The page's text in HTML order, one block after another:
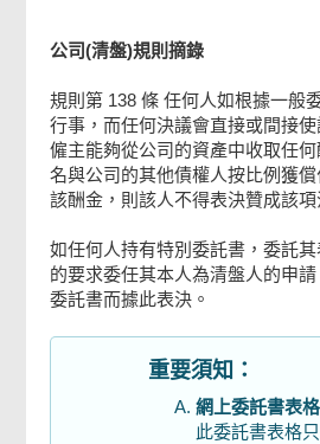
公司(清盤)規則摘錄
規則第 138 條 任何人如根據一般
行事，而任何決議會直接或間接
僱主能夠從公司的資產中收取任
名與公司的其他債權人按比例獲
該酬金，則該人不得表決贊成該項
如任何人持有特別委託書，委託
的要求委任其本人為清盤人的申
委託書而據此表決。
重要須知：
網上委託書表
此委託書表格